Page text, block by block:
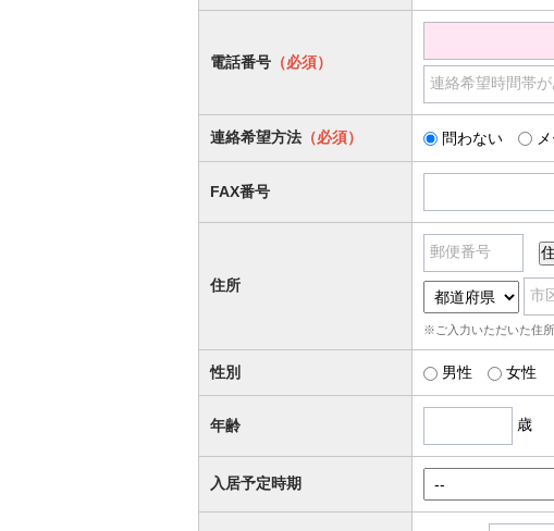
電話番号 （必須）
連絡希望時間帯
連絡希望方法 （必須） 問わない
FAX番号
住所
郵便番号
市
※ご入力いただいた住
性別 男性 女性
年齢 歳
入居予定時期